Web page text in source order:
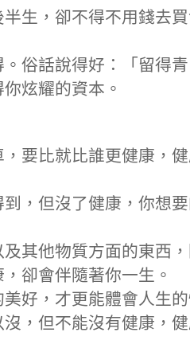
生，卻不得不用錢去
俗話說得好：「留得
炫耀的資本。
要比就比誰更健康，
，但沒了健康，你想要
其他物質方面的東西
卻會伴隨著你一生。
好，才更能體會人生
，但不能沒有健康，健